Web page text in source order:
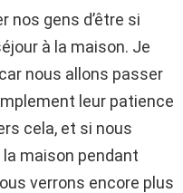
nos gens d’être si
à la maison. Je
nous allons passer
leur patience
cela, et si nous
la maison pendant
verrons encore plus